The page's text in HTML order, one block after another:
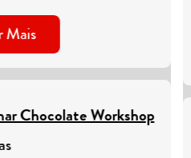
Mais
Chocolate Workshop